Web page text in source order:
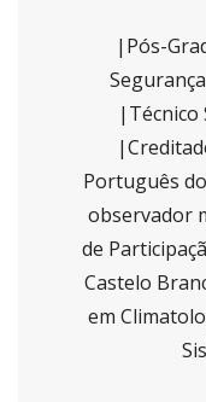
|Pós-
|Técnico
Português
observador
de
Castelo
em